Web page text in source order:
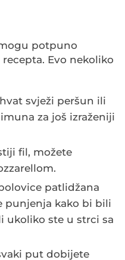
potpuno
Evo nekoliko
svježi peršun ili
za još izraženiji
fil, možete
patlidžana
punjenja kako bi bili
ukoliko ste u strci sa
put dobijete